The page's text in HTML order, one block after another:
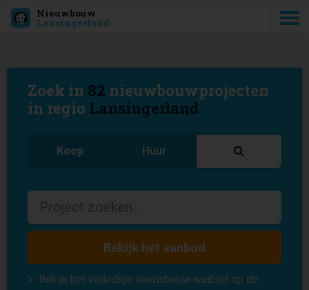
Nieuwbouw
Lansingerland
Zoek in 82 nieuwbouwprojecten
in regio Lansingerland
Koop Huur
Bekijk het aanbod
Bekijk het volledige nieuwbouw aanbod op de